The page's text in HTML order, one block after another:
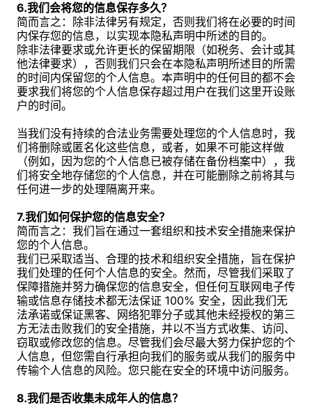
6.我们会将您的信息保存多久？
简而言之：除非法律另有规定，否则我们将在必要的时间
内保存您的信息，以实现本隐私声明中所述的目的。
除非法律要求或允许更长的保留期限（如税务、会计或其
他法律要求），否则我们只会在本隐私声明所述目的所需
的时间内保留您的个人信息。本声明中的任何目的都不会
要求我们将您的个人信息保存超过用户在我们这里开设账
户的时间。
当我们没有持续的合法业务需要处理您的个人信息时，我
们将删除或匿名化这些信息，或者，如果不可能这样做
（例如，因为您的个人信息已被存储在备份档案中），我
们将安全地存储您的个人信息，并在可能删除之前将其与
任何进一步的处理隔离开来。
7.我们如何保护您的信息安全？
简而言之：我们旨在通过一套组织和技术安全措施来保护
您的个人信息。
我们已采取适当、合理的技术和组织安全措施，旨在保护
我们处理的任何个人信息的安全。然而，尽管我们采取了
保障措施并努力确保您的信息安全，但任何互联网电子传
输或信息存储技术都无法保证 100% 安全，因此我们无
法承诺或保证黑客、网络犯罪分子或其他未经授权的第三
方无法击败我们的安全措施，并以不当方式收集、访问、
窃取或修改您的信息。尽管我们会尽最大努力保护您的个
人信息，但您需自行承担向我们的服务或从我们的服务中
传输个人信息的风险。您只能在安全的环境中访问服务。
8.我们是否收集未成年人的信息？